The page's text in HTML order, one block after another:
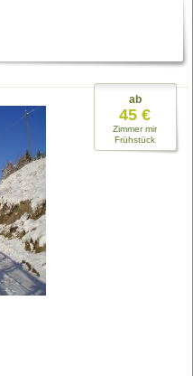
ab
45 €
Zimmer mir
Frühstück